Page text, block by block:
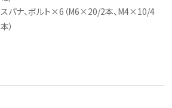
スパナ、ボルト×6（M6×20/2本、M4×10/4
本）